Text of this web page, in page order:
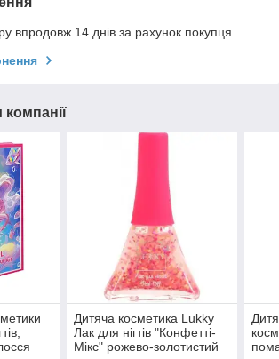
впродовж 14 днів за рахунок покупця
компанії
Дитяча косметика Lukky
Лак для нігтів "Конфетті-
Мікс" рожево-золотистий